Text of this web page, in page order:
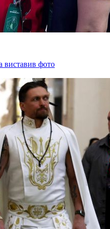
виставив фото